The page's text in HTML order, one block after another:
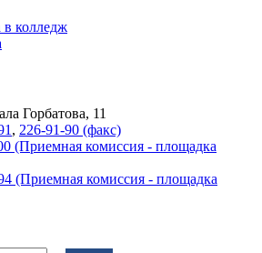
колледж
Горбатова, 11
, 226-91-90 (факс)
(Приемная комиссия - площадка
(Приемная комиссия - площадка